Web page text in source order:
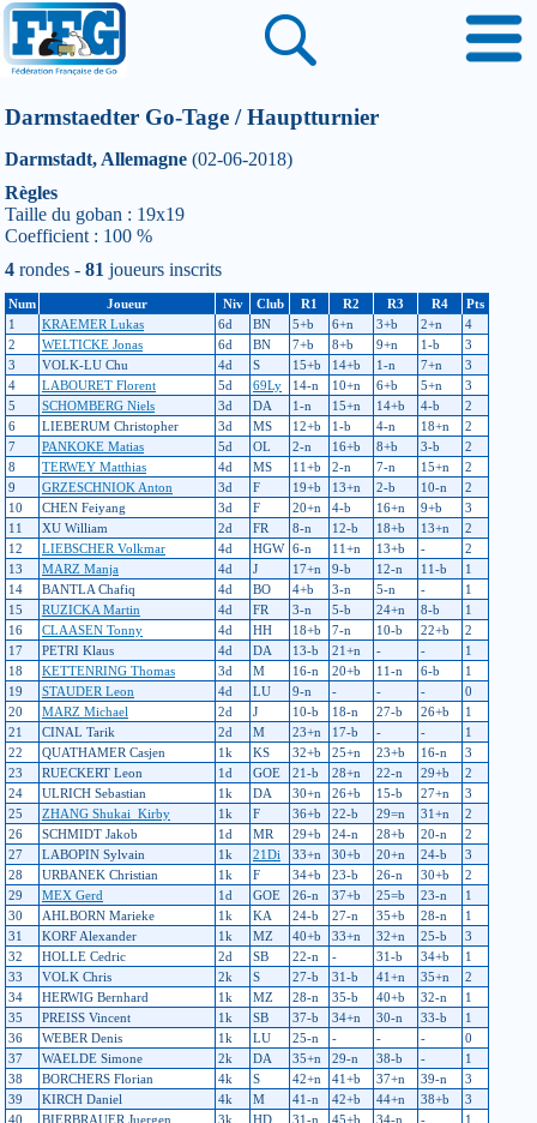
Darmstaedter Go-Tage / Hauptturnier
Darmstadt, Allemagne (02-06-2018)
Règles
Taille du goban : 19x19
Coefficient : 100 %
4 rondes - 81 joueurs inscrits
Num Joueur Niv Club R1 R2 R3 R4
Pts
1
KRAEMER Lukas 6d BN 5+b 6+n 3+b 2+n
4
2
WELTICKE Jonas 6d BN 7+b 8+b 9+n 1-b
3
3
VOLK-LU Chu 4d S 15+b 14+b 1-n 7+n
3
4
LABOURET Florent 5d 69Ly 14-n 10+n 6+b 5+n
3
5
SCHOMBERG Niels 3d DA 1-n 15+n 14+b 4-b
2
6
LIEBERUM Christopher 3d MS 12+b 1-b 4-n 18+n
2
7
PANKOKE Matias 5d OL 2-n 16+b 8+b 3-b
2
8
TERWEY Matthias 4d MS 11+b 2-n 7-n 15+n
2
9
GRZESCHNIOK Anton 3d F 19+b 13+n 2-b 10-n
2
10
CHEN Feiyang 3d F 20+n 4-b 16+n 9+b
3
11
XU William 2d FR 8-n 12-b 18+b 13+n
2
12
LIEBSCHER Volkmar 4d HGW 6-n 11+n 13+b -
2
13
MARZ Manja 4d J 17+n 9-b 12-n 11-b
1
14
BANTLA Chafiq 4d BO 4+b 3-n 5-n -
1
15
RUZICKA Martin 4d FR 3-n 5-b 24+n 8-b
1
16
CLAASEN Tonny 4d HH 18+b 7-n 10-b 22+b
2
17
PETRI Klaus 4d DA 13-b 21+n - -
1
18
KETTENRING Thomas 3d M 16-n 20+b 11-n 6-b
1
19
STAUDER Leon 4d LU 9-n - - -
0
20
MARZ Michael 2d J 10-b 18-n 27-b 26+b
1
21
CINAL Tarik 2d M 23+n 17-b - -
1
22
QUATHAMER Casjen 1k KS 32+b 25+n 23+b 16-n
3
23
RUECKERT Leon 1d GOE 21-b 28+n 22-n 29+b
2
24
ULRICH Sebastian 1k DA 30+n 26+b 15-b 27+n
3
25
ZHANG Shukai_Kirby 1k F 36+b 22-b 29=n 31+n
2
26
SCHMIDT Jakob 1d MR 29+b 24-n 28+b 20-n
2
27
LABOPIN Sylvain 1k 21Di 33+n 30+b 20+n 24-b
3
28
URBANEK Christian 1k F 34+b 23-b 26-n 30+b
2
29
MEX Gerd 1d GOE 26-n 37+b 25=b 23-n
1
30
AHLBORN Marieke 1k KA 24-b 27-n 35+b 28-n
1
31
KORF Alexander 1k MZ 40+b 33+n 32+n 25-b
3
32
HOLLE Cedric 2d SB 22-n - 31-b 34+b
1
33
VOLK Chris 2k S 27-b 31-b 41+n 35+n
2
34
HERWIG Bernhard 1k MZ 28-n 35-b 40+b 32-n
1
35
PREISS Vincent 1k SB 37-b 34+n 30-n 33-b
1
36
WEBER Denis 1k LU 25-n - - -
0
37
WAELDE Simone 2k DA 35+n 29-n 38-b -
1
38
BORCHERS Florian 4k S 42+n 41+b 37+n 39-n
3
39
KIRCH Daniel 4k M 41-n 42+b 44+n 38+b
3
40
BIERBRAUER Juergen 3k HD 31-n 45+b 34-n -
1